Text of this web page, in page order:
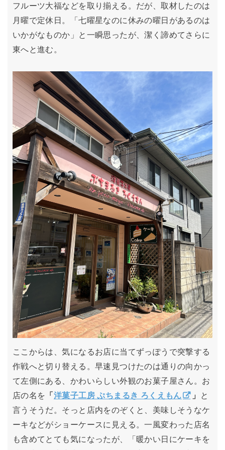
フルーツ大福などを取り揃える。だが、取材したのは
月曜で定休日。「七曜星なのに休みの曜日があるのは
いかがなものか」と一瞬思ったが、潔く諦めてさらに
東へと進む。
ここからは、気になるお店に当てずっぽうで突撃する
作戦へと切り替える。早速見つけたのは通りの向かっ
て左側にある、かわいらしい外観のお菓子屋さん。お
店の名を 「 洋菓子工房 ぷちまるき ろくえもん 」
と
言うそうだ。そっと店内をのぞくと、美味しそうなケ
ーキなどがショーケースに見える。一風変わった店名
も含めてとても気になったが、「暖かい日にケーキを